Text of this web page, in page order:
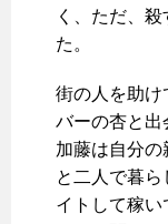
く、ただ、
た。
街の人を助け
バーの杏と出
加藤は自分
と二人で暮
イトして稼い